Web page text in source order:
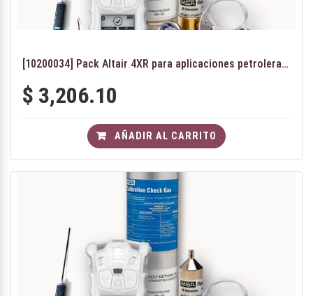
[10200034] Pack Altair 4XR para aplicaciones petroleras (H2S, SO2, LEL, O2)
$ 3,206.10
AÑADIR AL CARRITO